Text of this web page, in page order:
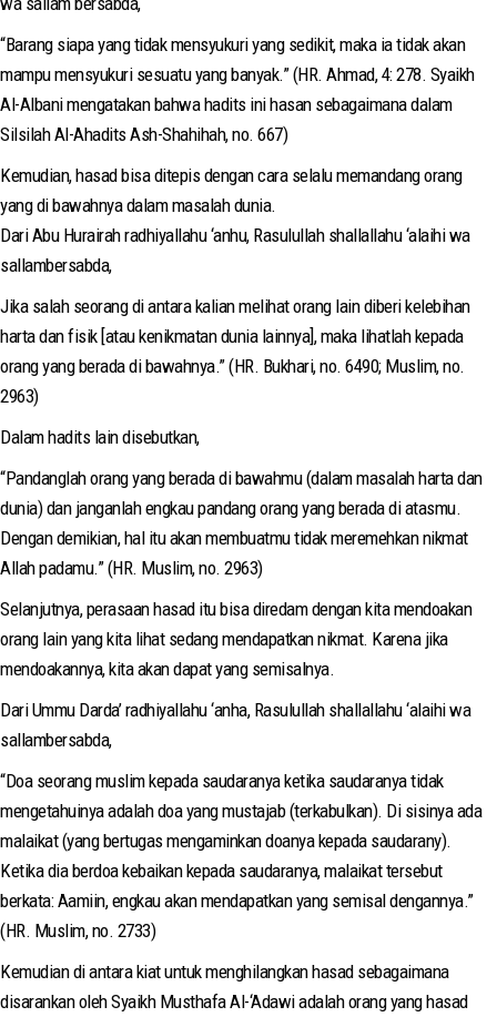
“Barang siapa yang tidak mensyukuri yang sedikit, maka ia tidak akan
mampu mensyukuri sesuatu yang banyak.” (HR. Ahmad, 4: 278. Syaikh
Al-Albani mengatakan bahwa hadits ini hasan sebagaimana dalam
Silsilah Al-Ahadits Ash-Shahihah, no. 667)
Kemudian, hasad bisa ditepis dengan cara selalu memandang orang
yang di bawahnya dalam masalah dunia.
Dari Abu Hurairah radhiyallahu ‘anhu, Rasulullah shallallahu ‘alaihi wa
sallambersabda,
Jika salah seorang di antara kalian melihat orang lain diberi kelebihan
harta dan fisik [atau kenikmatan dunia lainnya], maka lihatlah kepada
orang yang berada di bawahnya.” (HR. Bukhari, no. 6490; Muslim, no.
2963)
Dalam hadits lain disebutkan,
“Pandanglah orang yang berada di bawahmu (dalam masalah harta dan
dunia) dan janganlah engkau pandang orang yang berada di atasmu.
Dengan demikian, hal itu akan membuatmu tidak meremehkan nikmat
Allah padamu.” (HR. Muslim, no. 2963)
Selanjutnya, perasaan hasad itu bisa diredam dengan kita mendoakan
orang lain yang kita lihat sedang mendapatkan nikmat. Karena jika
mendoakannya, kita akan dapat yang semisalnya.
Dari Ummu Darda’ radhiyallahu ‘anha, Rasulullah shallallahu ‘alaihi wa
sallambersabda,
“Doa seorang muslim kepada saudaranya ketika saudaranya tidak
mengetahuinya adalah doa yang mustajab (terkabulkan). Di sisinya ada
malaikat (yang bertugas mengaminkan doanya kepada saudarany).
Ketika dia berdoa kebaikan kepada saudaranya, malaikat tersebut
berkata: Aamiin, engkau akan mendapatkan yang semisal dengannya.”
(HR. Muslim, no. 2733)
Kemudian di antara kiat untuk menghilangkan hasad sebagaimana
disarankan oleh Syaikh Musthafa Al-‘Adawi adalah orang yang hasad